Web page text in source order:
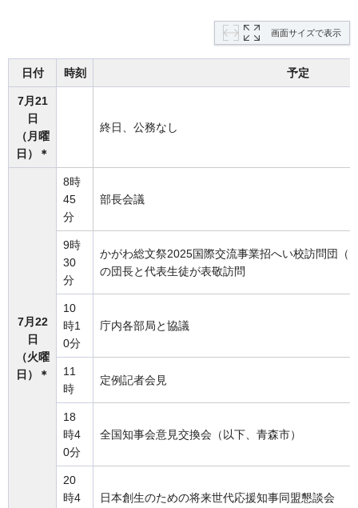
画面サイズで表示
日付 時刻 予定
7月21
日
（月曜
日）＊
終日、公務なし
7月22
日
（火曜
日）＊
8時
45
分
部長会議
9時
30
分
かがわ総文祭2025国際交流事業招へい校訪問団（
の団長と代表生徒が表敬訪問
10
時1
0分
庁内各部局と協議
11
時
定例記者会見
18
時4
0分
全国知事会意見交換会（以下、青森市）
20
時4
日本創生のための将来世代応援知事同盟懇談会